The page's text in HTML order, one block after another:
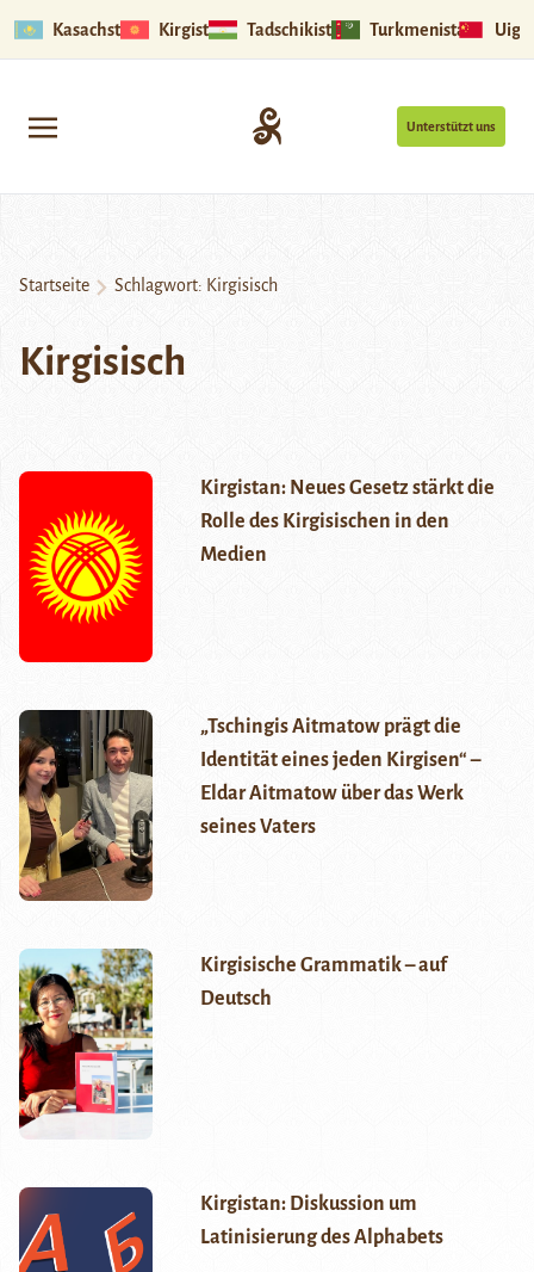
Kasachstan Kirgistan Tadschikistan Turkmenistan
Unterstützt uns
Startseite Schlagwort: Kirgisisch
Kirgisisch
Kirgistan: Neues Gesetz stärkt die
Rolle des Kirgisischen in den
Medien
„Tschingis Aitmatow prägt die
Identität eines jeden Kirgisen“ –
Eldar Aitmatow über das Werk
seines Vaters
Kirgisische Grammatik – auf
Deutsch
Kirgistan: Diskussion um
Latinisierung des Alphabets